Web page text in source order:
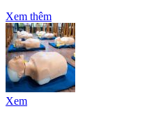
Xem thêm
Xem